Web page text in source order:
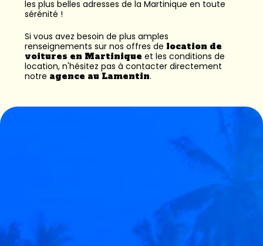
les plus belles adresses de la Martinique en toute
sérénité !
Si vous avez besoin de plus amples
renseignements sur nos offres de location de
voitures en Martinique et les conditions de
location, n'hésitez pas à contacter directement
notre agence au Lamentin.